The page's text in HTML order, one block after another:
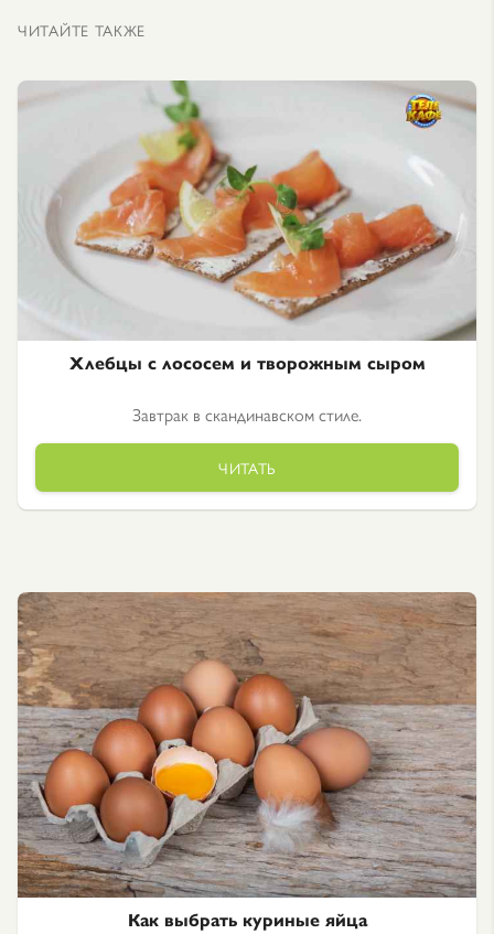
ЧИТАЙТЕ ТАКЖЕ
Хлебцы с лососем и творожным сыром
Завтрак в скандинавском стиле.
ЧИТАТЬ
Как выбрать куриные яйца